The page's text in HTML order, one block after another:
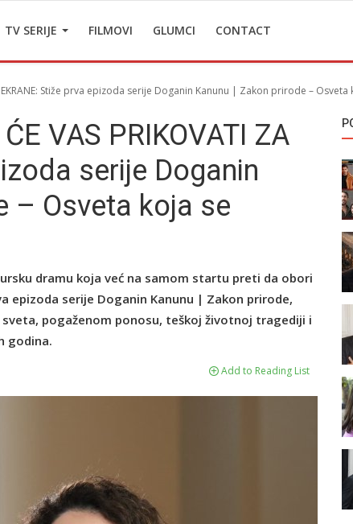
TV SERIJE FILMOVI GLUMCI CONTACT
EKRANE: Stiže prva epizoda serije Doganin Kanunu | Zakon prirode –
VAS PRIKOVATI ZA
serije Doganin
– Osveta koja se
dramu koja već na samom startu preti da obori
epizoda serije Doganin Kanunu | Zakon prirode,
pogaženom ponosu, teškoj životnoj tragediji i
godina.
Add to Reading List